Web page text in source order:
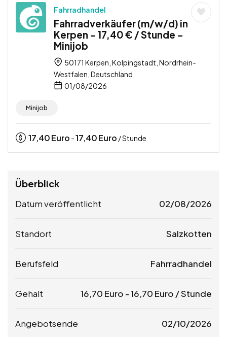
Fahrradhandel
Fahrradverkäufer (m/w/d) in
Kerpen – 17,40 € / Stunde –
Minijob
50171 Kerpen, Kolpingstadt, Nordrhein-
Westfalen, Deutschland
01/08/2026
Minijob
17,40Euro -17,40Euro / Stunde
Überblick
Datum veröffentlicht 02/08/2026
Standort Salzkotten
Berufsfeld Fahrradhandel
Gehalt 16,70 Euro -16,70 Euro / Stunde
Angebotsende 02/10/2026